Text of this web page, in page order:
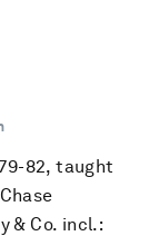
82, taught
& Co. incl.: